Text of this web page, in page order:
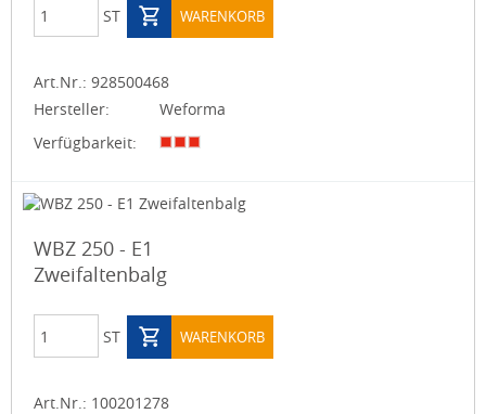
ST WARENKORB
Art.Nr.: 928500468
Hersteller:
Weforma
Verfügbarkeit:
WBZ 250 - E1
Zweifaltenbalg
ST WARENKORB
Art.Nr.: 100201278